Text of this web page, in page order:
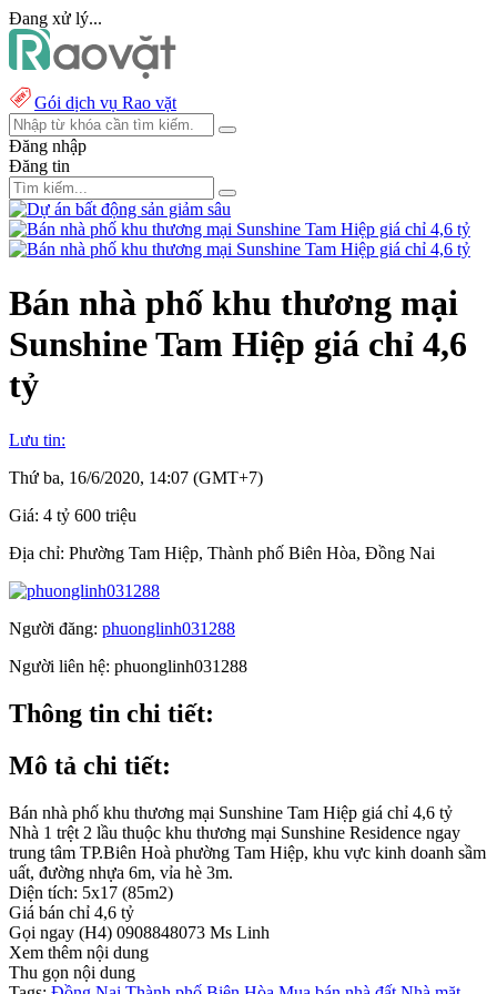
Đang xử lý...
Gói dịch vụ Rao vặt
Đăng nhập
Đăng tin
Bán nhà phố khu thương mại
Sunshine Tam Hiệp giá chỉ 4,6
tỷ
Lưu tin:
Thứ ba, 16/6/2020, 14:07 (GMT+7)
Giá: 4 tỷ 600 triệu
Địa chỉ: Phường Tam Hiệp, Thành phố Biên Hòa, Đồng Nai
Người đăng: phuonglinh031288
Người liên hệ: phuonglinh031288
Thông tin chi tiết:
Mô tả chi tiết:
Bán nhà phố khu thương mại Sunshine Tam Hiệp giá chỉ 4,6 tỷ
Nhà 1 trệt 2 lầu thuộc khu thương mại Sunshine Residence ngay
trung tâm TP.Biên Hoà phường Tam Hiệp, khu vực kinh doanh sầm
uất, đường nhựa 6m, vỉa hè 3m.
Diện tích: 5x17 (85m2)
Giá bán chỉ 4,6 tỷ
Gọi ngay (H4) 0908848073 Ms Linh
Xem thêm nội dung
Thu gọn nội dung